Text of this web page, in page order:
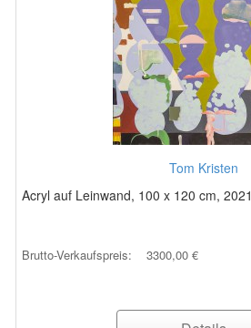
Tom Kristen
Acryl auf Leinwand, 100 x 120 cm, 2021
Brutto-Verkaufspreis: 3300,00 €